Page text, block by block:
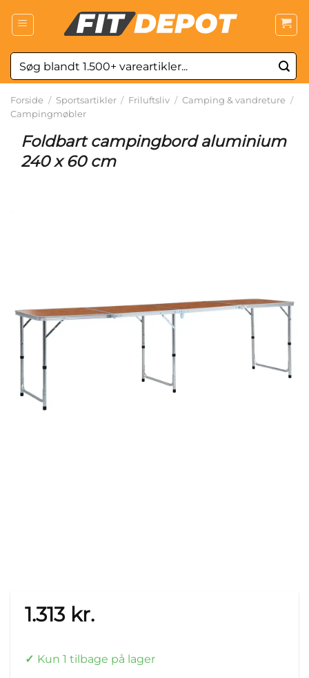
Søg
efter:
Forside / Sportsartikler / Friluftsliv / Camping & vandreture /
Campingmøbler
Foldbart campingbord aluminium
240 x 60 cm
1.313 kr.
Kun 1 tilbage på lager